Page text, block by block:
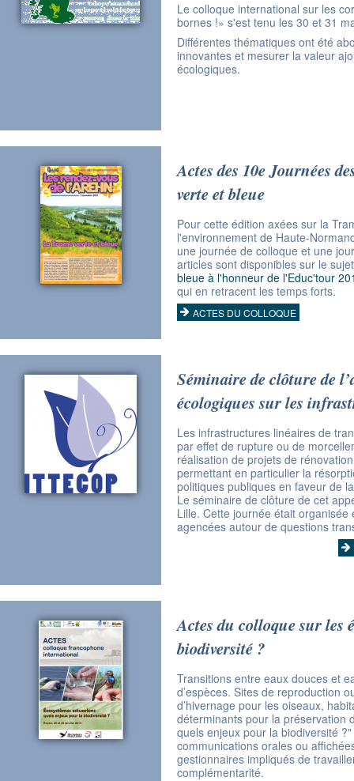
Le colloque international sur les
bornes !» s'est tenu les 30 et 31
Différentes thématiques ont été
innovantes et mesurer la valeur
écologiques.
Actes des 10e Journées
verte et bleue
Pour cette édition axées sur la
l'environnement de Haute-
une journée de colloque et une
articles sont disponibles sur le
bleue à l'honneur de l'Educ'tour
qui en retracent les temps forts.
ACTES DU COLLOQUE
Séminaire de clôture de
écologiques sur les
Les infrastructures linéaires de
par effet de rupture ou de
réalisation de projets de
permettant en particulier la
politiques publiques en faveur de
Le séminaire de clôture de cet
Lille. Cette journée était
agencées autour de questions
Actes du colloque sur les
biodiversité ?
Transitions entre eaux douces et
d’espèces. Sites de reproduction
d’hivernage pour les oiseaux,
déterminants pour la préservation
quels enjeux pour la biodiversité
communications orales ou
gestionnaires impliqués de
complémentarité.